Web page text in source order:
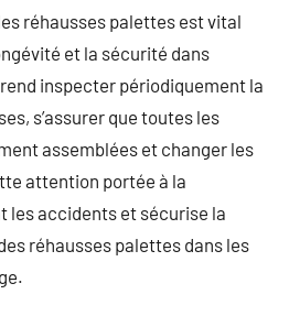
réhausses palettes est vital
et la sécurité dans
inspecter périodiquement la
s’assurer que toutes les
assemblées et changer les
attention portée à la
les accidents et sécurise la
réhausses palettes dans les